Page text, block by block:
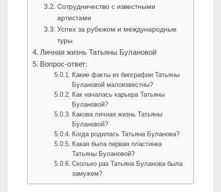
Сотрудничество с известными
артистами
Успех за рубежом и международные
туры
Личная жизнь Татьяны Булановой
Вопрос-ответ:
Какие факты из биографии Татьяны
Булановой малоизвестны?
Как началась карьера Татьяны
Булановой?
Какова личная жизнь Татьяны
Булановой?
Когда родилась Татьяна Буланова?
Какая была первая пластинка
Татьяны Булановой?
Сколько раз Татьяна Буланова была
замужем?